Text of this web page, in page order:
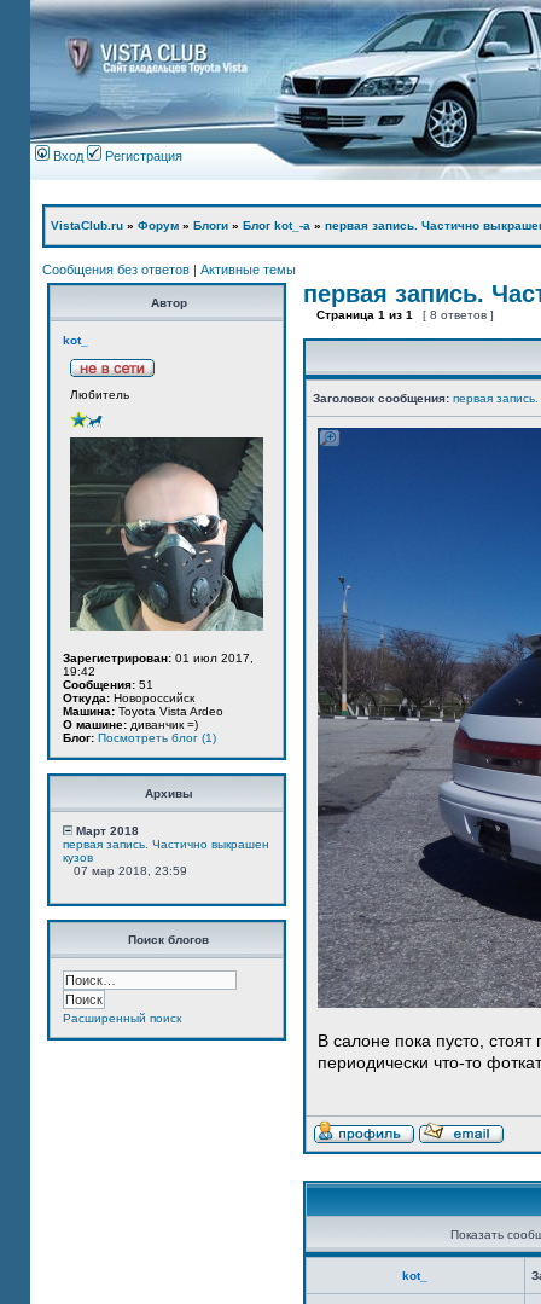
Вход Регистрация
VistaClub.ru » Форум » Блоги » Блог kot_-а » первая запись. Частично
Сообщения без ответов | Активные темы
Автор
kot_
Любитель
Зарегистрирован: 01 июл 2017,
19:42
Сообщения: 51
Откуда: Новороссийск
Машина: Toyota Vista Ardeo
О машине: диванчик =)
Блог: Посмотреть блог (1)
Архивы
Март 2018
первая запись. Частично выкрашен
кузов
07 мар 2018, 23:59
Поиск блогов
Расширенный поиск
первая запись.
Страница 1 из 1 [ 8 ответов ]
Заголовок сообщения: первая
В салоне пока пусто,
периодически что-то
Показать
kot_